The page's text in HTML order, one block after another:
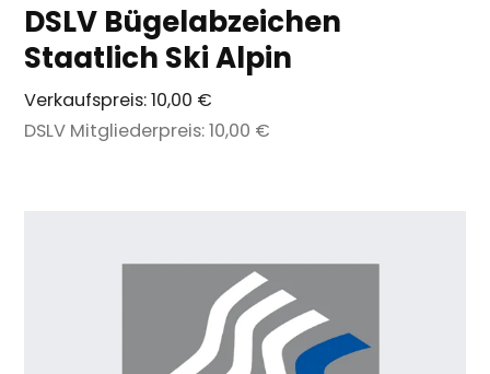
DSLV Bügelabzeichen
Staatlich Ski Alpin
Verkaufspreis:10,00 €
DSLV Mitgliederpreis:10,00 €